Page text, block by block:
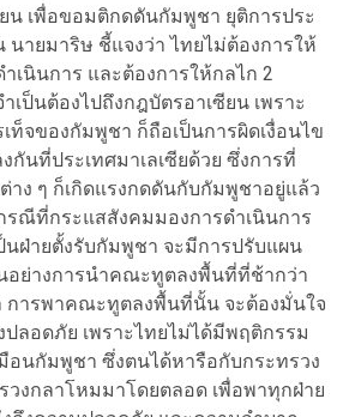
น เพื่อขอมติกดดันกัมพูชา ยุติการประ
ายมาริษ ชี้แจงว่า ไทยไม่ต้องการให้
เนินการ และต้องการให้กลไก 2
เป็นต้องไปถึงกฎบัตรอาเซียน เพราะ
ท็จของกัมพูชา ก็ถือเป็นการผิดเงื่อนไข
กันที่ประเทศมาเลเซียด้วย ซึ่งการที่
าง ๆ ก็เกิดแรงกดดันกับกัมพูชาอยู่แล้ว
รณีที่กระแสสังคมมองการดำเนินการ
นฝ่ายตั้งรับกัมพูชา จะมีการปรับแผน
นอย่างการนำคณะทูตลงพื้นที่ที่ช้ากว่า
การพาคณะทูตลงพื้นที่นั้น จะต้องมั่นใจ
ลอดภัย เพราะไทยไม่ได้มีพฤติกรรม
อนกัมพูชา ซึ่งตนได้หารือกับกระทรวง
วงกลาโหมมาโดยตลอด เพื่อพาทุกฝ่าย